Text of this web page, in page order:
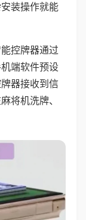
装操作就能
控牌器通过
端软件预设
器接收到信
将机洗牌、